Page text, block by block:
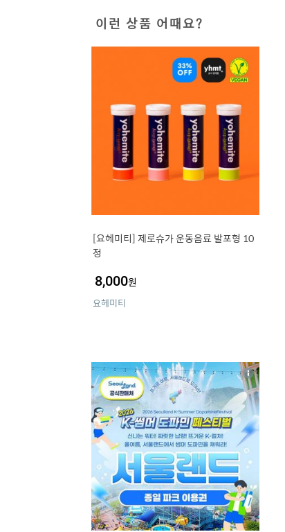
이런 상품 어때요?
[요헤미티] 제로슈가 운동음료 발포형 10
정
8,000원
요헤미티
9
상
세